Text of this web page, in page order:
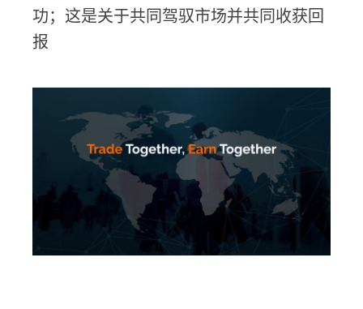
功；这是关于共同驾驭市场并共同收获回
报